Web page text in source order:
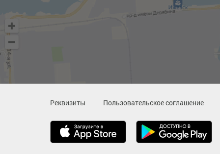
Детали рейса
Реквизиты Пользовательское соглашение